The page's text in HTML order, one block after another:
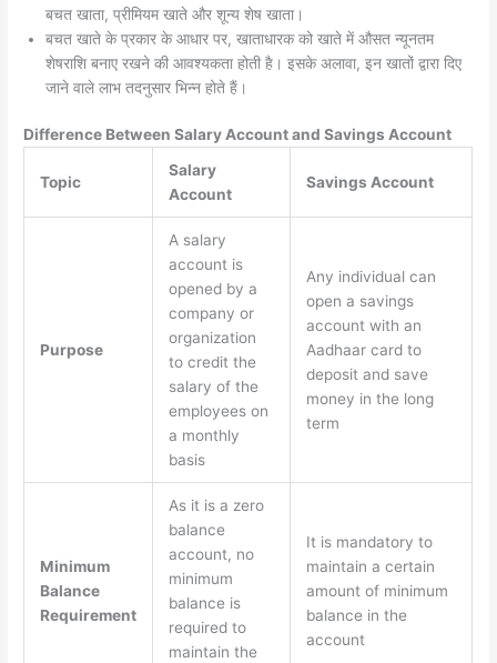
बचत खाता, प्रीमियम खाते और शून्य शेष खाता।
बचत खाते के प्रकार के आधार पर, खाताधारक को खाते में औसत न्यूनतम
शेषराशि बनाए रखने की आवश्यकता होती है। इसके अलावा, इन खातों द्वारा दिए
जाने वाले लाभ तदनुसार भिन्न होते हैं।
Difference Between Salary Account and Savings Account
Topic
Salary
Account
Savings Account
Purpose
A salary
account is
opened by a
company or
organization
to credit the
salary of the
employees on
a monthly
basis
Any individual can
open a savings
account with an
Aadhaar card to
deposit and save
money in the long
term
Minimum
Balance
Requirement
As it is a zero
balance
account, no
minimum
balance is
required to
maintain the
It is mandatory to
maintain a certain
amount of minimum
balance in the
account